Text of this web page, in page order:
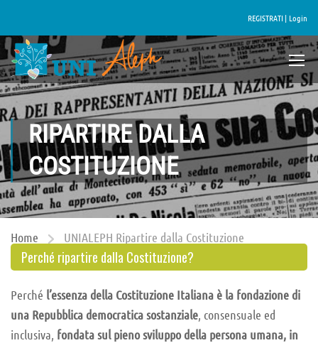
REGISTRATI | Login
RIPARTIRE DALLA
COSTITUZIONE
Home UNIALEPH Ripartire dalla Costituzione
Perché ripartire dalla Costituzione?
Perché l’essenza della Costituzione Italiana è la fondazione di
una Repubblica democratica sostanziale, consensuale ed
inclusiva, fondata sul pieno sviluppo della persona umana, in